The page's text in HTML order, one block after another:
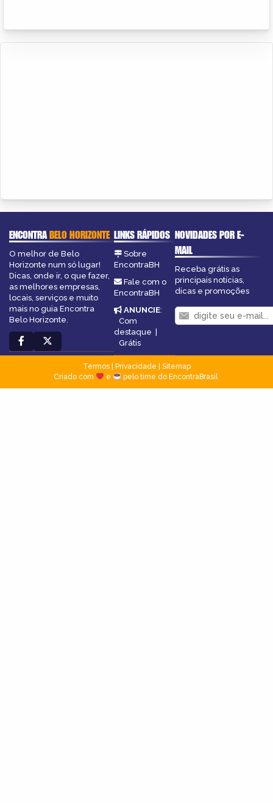
ENCONTRABELO HORIZONTE
O melhor de Belo
Horizonte num só lugar!
Dicas, onde ir, o que fazer,
as melhores empresas,
locais, serviços e muito
mais no guia Encontra
Belo Horizonte.
LINKS RÁPIDOS
Sobre
EncontraBH
Fale com o
EncontraBH
ANUNCIE:
Com
destaque |
Grátis
NOVIDADES POR E-
MAIL
Receba grátis as
principais notícias,
dicas e promoções
Termos| Privacidade
Sitemap
Criado com
e pelo time do EncontraBrasil